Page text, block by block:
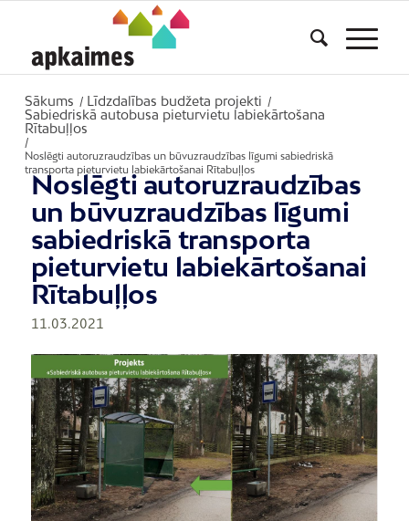
Sākums / Līdzdalības budžeta projekti /
Sabiedriskā autobusa pieturvietu labiekārtošana
Rītabuļļos
/
Noslēgti autoruzraudzības un būvuzraudzības līgumi sabiedriskā
transporta pieturvietu labiekārtošanai Rītabuļļos
Noslēgti autoruzraudzības
un būvuzraudzības līgumi
sabiedriskā transporta
pieturvietu labiekārtošanai
Rītabuļļos
11.03.2021